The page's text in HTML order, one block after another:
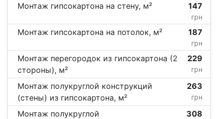
Монтаж гипсокартона на стену, м² 147
грн
Монтаж гипсокартона на потолок, м² 187
грн
Монтаж перегородок из гипсокартона (2
стороны), м²
229
грн
Монтаж полукруглой конструкций
(стены) из гипсокартона, м²
263
грн
Монтаж полукруглой
308